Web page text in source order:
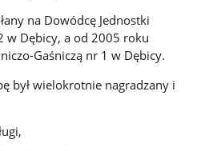
na Dowódcę Jednostki
w Dębicy, a od 2005 roku
Gaśniczą nr 1 w Dębicy.
był wielokrotnie nagradzany i